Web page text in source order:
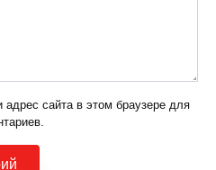
сайта в этом браузере для